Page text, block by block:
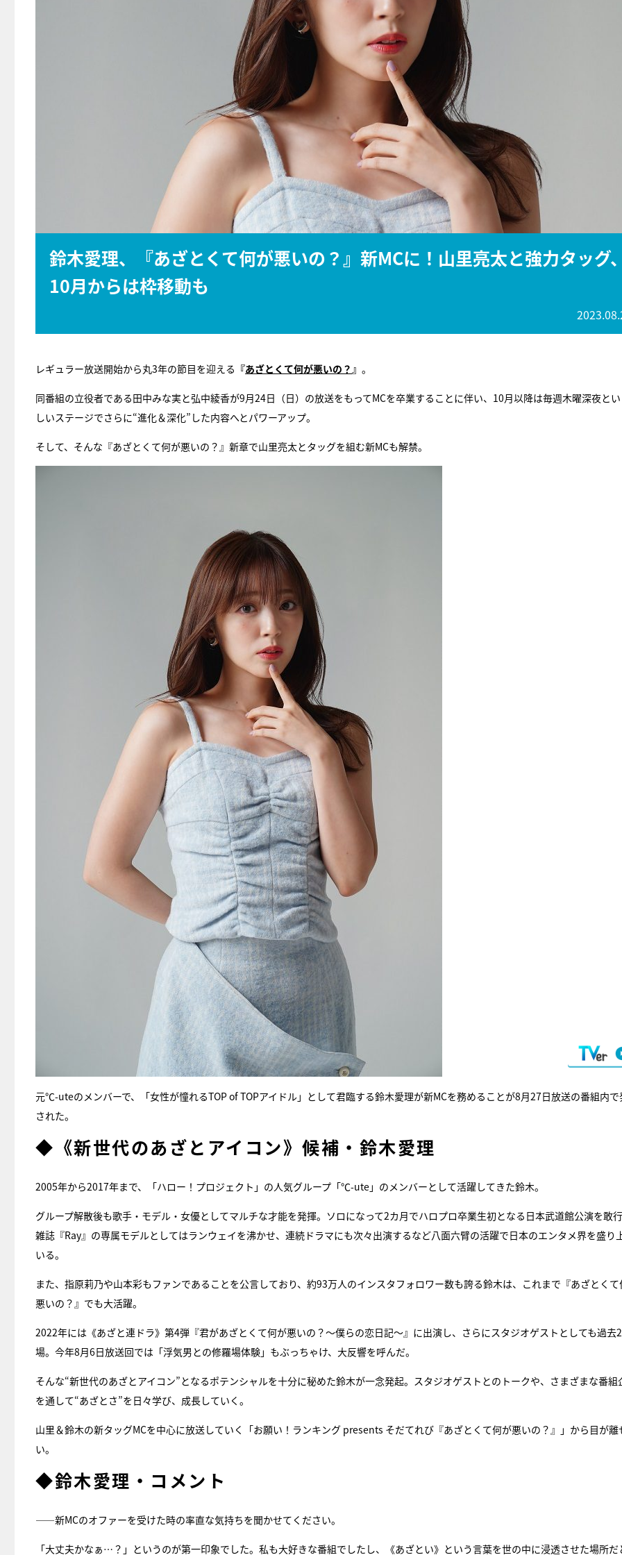
鈴木愛理、『あざとくて何が悪いの？』新MCに！山里亮太と強力タッグ
10月からは枠移動も
レギュラー放送開始から丸3年の節目を迎える 『あざとくて何が悪いの？』 。
同番組の立役者である田中みな実と弘中綾香が9月24日（日）の放送をもってMCを卒業することに伴い、10月以降は毎週木曜深夜と
しいステージでさらに“進化＆深化”した内容へとパワーアップ。
そして、そんな『あざとくて何が悪いの？』新章で山里亮太とタッグを組む新MCも解禁。
元℃-uteのメンバーで、「女性が憧れるTOP of TOPアイドル」として君臨する鈴木愛理が新MCを務めることが8月27日放送の番組内で
された。
◆《新世代のあざとアイコン》候補・鈴木愛理
2005年から2017年まで、「ハロー！プロジェクト」の人気グループ「℃-ute」のメンバーとして活躍してきた鈴木。
グループ解散後も歌手・モデル・女優としてマルチな才能を発揮。ソロになって2カ月でハロプロ卒業生初となる日本武道館公演を敢
雑誌『Ray』の専属モデルとしてはランウェイを沸かせ、連続ドラマにも次々出演するなど八面六臂の活躍で日本のエンタメ界を盛り
いる。
また、指原莉乃や山本彩もファンであることを公言しており、約93万人のインスタフォロワー数も誇る鈴木は、これまで『あざとくて
悪いの？』でも大活躍。
2022年には《あざと連ドラ》第4弾『君があざとくて何が悪いの？～僕らの恋日記～』に出演し、さらにスタジオゲストとしても過去
場。今年8月6日放送回では「浮気男との修羅場体験」もぶっちゃけ、大反響を呼んだ。
そんな“新世代のあざとアイコン”となるポテンシャルを十分に秘めた鈴木が一念発起。スタジオゲストとのトークや、さまざまな番組
を通して“あざとさ”を日々学び、成長していく。
山里＆鈴木の新タッグMCを中心に放送していく「お願い！ランキング presents そだてれび『あざとくて何が悪いの？』」から目が離
い。
◆鈴木愛理・コメント
――新MCのオファーを受けた時の率直な気持ちを聞かせてください。
「大丈夫かなぁ…？」というのが第一印象でした。私も大好きな番組でしたし、《あざとい》という言葉を世の中に浸透させた場所だ